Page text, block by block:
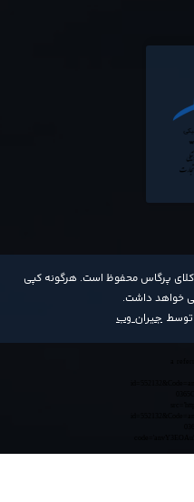
پرگاس محفوظ است. هرگونه کپی
خواهد داشت​​​​​​​.
جیران وب